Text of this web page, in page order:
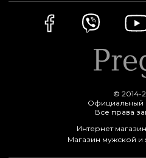
© 2014-
Официальный
Все права
Интернет
Магазин мужской